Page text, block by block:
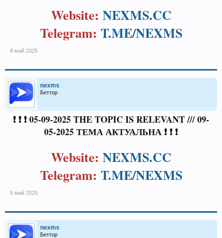
Website: NEXMS.CC
Telegram: T.ME/NEXMS
8 май 2025
nexms
Беттор
❗ ❗ ❗ 05-09-2025 THE TOPIC IS RELEVANT /// 09-
05-2025 ТЕМА АКТУАЛЬНА ❗ ❗ ❗
Website: NEXMS.CC
Telegram: T.ME/NEXMS
9 май 2025
nexms
Беттор